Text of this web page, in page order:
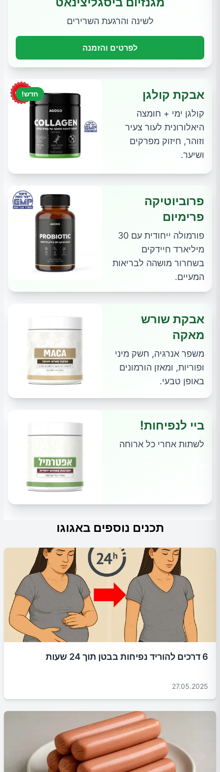
לשינה והרגעת השרירים
לפרטים והזמנה
חדש! אבקת קולגן
קולגן ימי + חומצה
היאלורונית לעור צעיר
וזוהר, חיזוק מפרקים
ושיער.
פרוביוטיקה
פרימיום
פורמולה ייחודית עם 30
מיליארד חיידקים
בשחרור מושהה לבריאות
המעיים.
אבקת שורש
מאקה
משפר אנרגיה, חשק מיני
ופוריות, ומאזן הורמונים
באופן טבעי.
ביי לנפיחות!
לשתות אחרי כל ארוחה
תכנים נוספים באגוגו
6 דרכים להוריד נפיחות בבטן תוך 24 שעות
27.05.2025